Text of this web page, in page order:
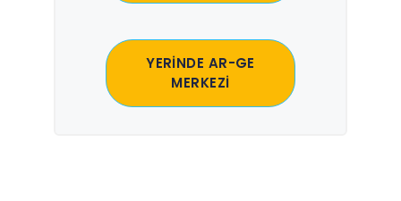
YERİNDE AR-GE
MERKEZİ